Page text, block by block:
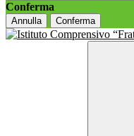
Conferma
Annulla Conferma